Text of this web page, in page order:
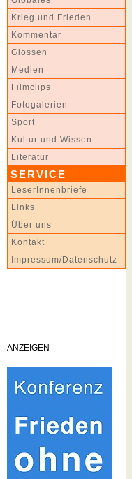
Krieg und Frieden
Kommentar
Glossen
Medien
Filmclips
Fotogalerien
Sport
Kultur und Wissen
Literatur
SERVICE
LeserInnenbriefe
Links
Über uns
Kontakt
Impressum/Datenschutz
ANZEIGEN